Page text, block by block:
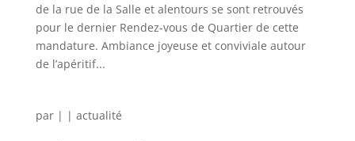
de la rue de la Salle et alentours se sont retrouvés
pour le dernier Rendez-vous de Quartier de cette
mandature. Ambiance joyeuse et conviviale autour
de l’apéritif...
par | | actualité